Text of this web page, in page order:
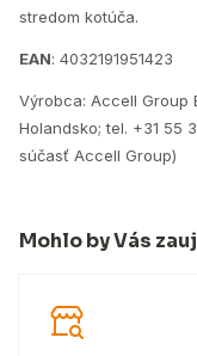
stredom kotúča.
EAN: 4032191951423
Výrobca: Accell Group
Holandsko; tel. +31 55
súčasť Accell Group)
Mohlo by Vás